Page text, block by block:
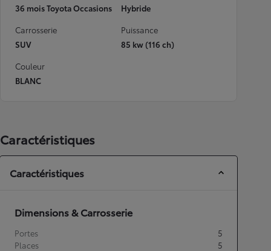
36 mois Toyota Occasions
Hybride
Carrosserie
SUV
Puissance
85 kw (116 ch)
Couleur
BLANC
Caractéristiques
Caractéristiques
Dimensions & Carrosserie
Portes
5
Places
5